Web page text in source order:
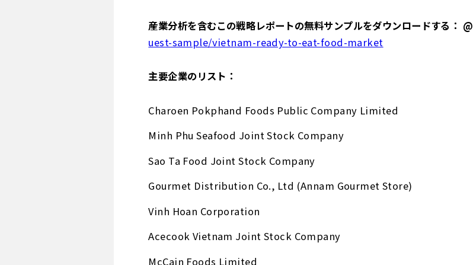
産業分析を含むこの戦略レポートの無料サンプルをダウンロードする： @
uest-sample/vietnam-ready-to-eat-food-market
主要企業のリスト：
Charoen Pokphand Foods Public Company Limited
Minh Phu Seafood Joint Stock Company
Sao Ta Food Joint Stock Company
Gourmet Distribution Co., Ltd (Annam Gourmet Store)
Vinh Hoan Corporation
Acecook Vietnam Joint Stock Company
McCain Foods Limited